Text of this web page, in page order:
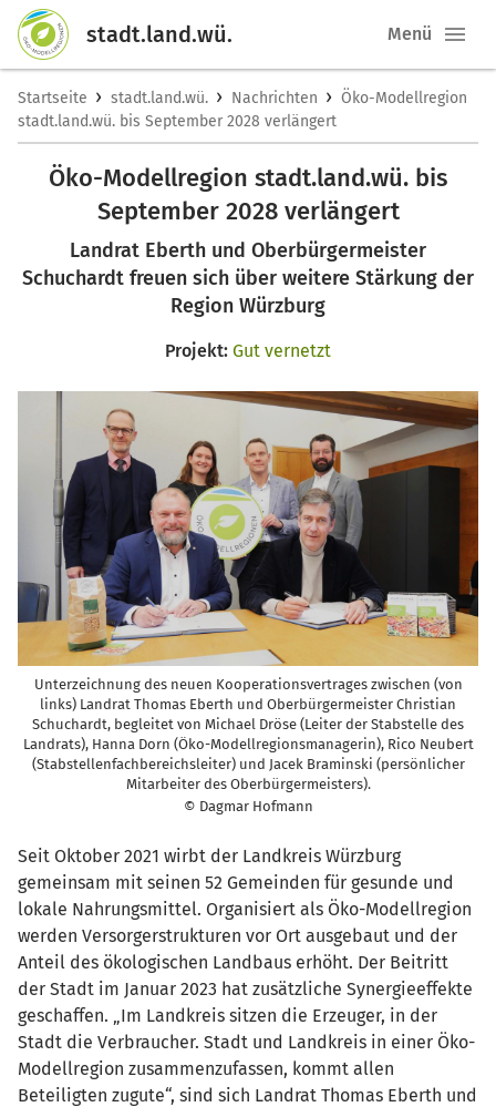
stadt.land.wü. Menü
Startseite › stadt.land.wü. › Nachrichten › Öko-Modellregion
stadt.land.wü. bis September 2028 verlängert
Öko-Modellregion stadt.land.wü. bis
September 2028 verlängert
Landrat Eberth und Oberbürgermeister
Schuchardt freuen sich über weitere Stärkung der
Region Würzburg
Projekt: Gut vernetzt
Unterzeichnung des neuen Kooperationsvertrages zwischen (von
links) Landrat Thomas Eberth und Oberbürgermeister Christian
Schuchardt, begleitet von Michael Dröse (Leiter der Stabstelle des
Landrats), Hanna Dorn (Öko-Modellregionsmanagerin), Rico Neubert
(Stabstellenfachbereichsleiter) und Jacek Braminski (persönlicher
Mitarbeiter des Oberbürgermeisters).
© Dagmar Hofmann
Seit Oktober 2021 wirbt der Landkreis Würzburg
gemeinsam mit seinen 52 Gemeinden für gesunde und
lokale Nahrungsmittel. Organisiert als Öko-Modellregion
werden Versorgerstrukturen vor Ort ausgebaut und der
Anteil des ökologischen Landbaus erhöht. Der Beitritt
der Stadt im Januar 2023 hat zusätzliche Synergieeffekte
geschaffen. „Im Landkreis sitzen die Erzeuger, in der
Stadt die Verbraucher. Stadt und Landkreis in einer Öko-
Modellregion zusammenzufassen, kommt allen
Beteiligten zugute“, sind sich Landrat Thomas Eberth und